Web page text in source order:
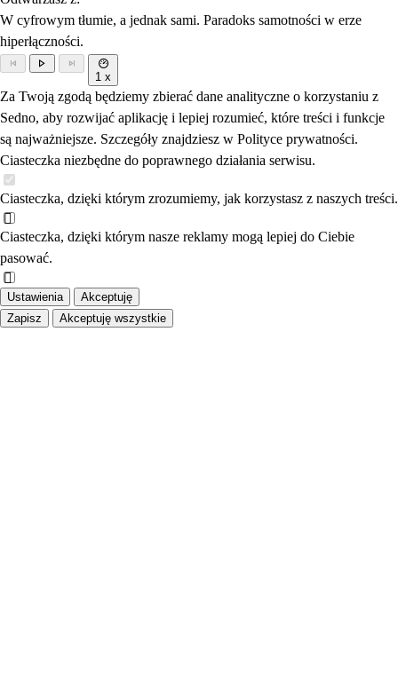
W cyfrowym tłumie, a jednak sami. Paradoks samotności w erze
hiperłączności.
1 x
Za Twoją zgodą będziemy zbierać dane analityczne o korzystaniu z
Sedno, aby rozwijać aplikację i lepiej rozumieć, które treści i funkcje
są najważniejsze. Szczegóły znajdziesz w Polityce prywatności.
Ciasteczka niezbędne do poprawnego działania serwisu.
Ciasteczka, dzięki którym zrozumiemy, jak korzystasz z naszych treści.
Ciasteczka, dzięki którym nasze reklamy mogą lepiej do Ciebie
pasować.
Ustawienia
Akceptuję
Zapisz
Akceptuję wszystkie